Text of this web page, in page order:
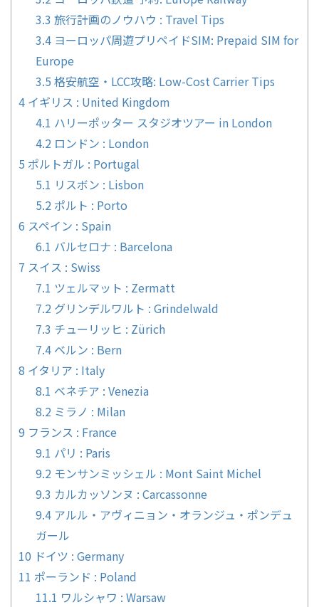
3.3 旅行計画のノウハウ : Travel Tips
3.4 ヨーロッパ周遊プリペイドSIM: Prepaid SIM for
Europe
3.5 格安航空・LCC攻略: Low-Cost Carrier Tips
4 イギリス : United Kingdom
4.1 ハリーポッター スタジオツアー in London
4.2 ロンドン : London
5 ポルトガル : Portugal
5.1 リスボン : Lisbon
5.2 ポルト : Porto
6 スペイン : Spain
6.1 バルセロナ : Barcelona
7 スイス : Swiss
7.1 ツェルマット : Zermatt
7.2 グリンデルワルト : Grindelwald
7.3 チューリッヒ : Zürich
7.4 ベルン : Bern
8 イタリア : Italy
8.1 ベネチア : Venezia
8.2 ミラノ : Milan
9 フランス : France
9.1 パリ : Paris
9.2 モンサンミッシェル : Mont Saint Michel
9.3 カルカッソンヌ : Carcassonne
9.4 アルル・アヴィニョン・オランジュ・ポンデュ
ガール
10 ドイツ : Germany
11 ポーランド : Poland
11.1 ワルシャワ : Warsaw